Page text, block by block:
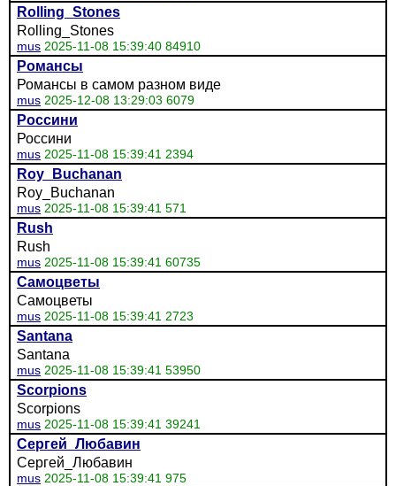
Rolling_Stones
Rolling_Stones
mus 2025-11-08 15:39:40 84910
Романсы
Романсы в самом разном виде
mus 2025-12-08 13:29:03 6079
Россини
Россини
mus 2025-11-08 15:39:41 2394
Roy_Buchanan
Roy_Buchanan
mus 2025-11-08 15:39:41 571
Rush
Rush
mus 2025-11-08 15:39:41 60735
Самоцветы
Самоцветы
mus 2025-11-08 15:39:41 2723
Santana
Santana
mus 2025-11-08 15:39:41 53950
Scorpions
Scorpions
mus 2025-11-08 15:39:41 39241
Сергей_Любавин
Сергей_Любавин
mus 2025-11-08 15:39:41 975